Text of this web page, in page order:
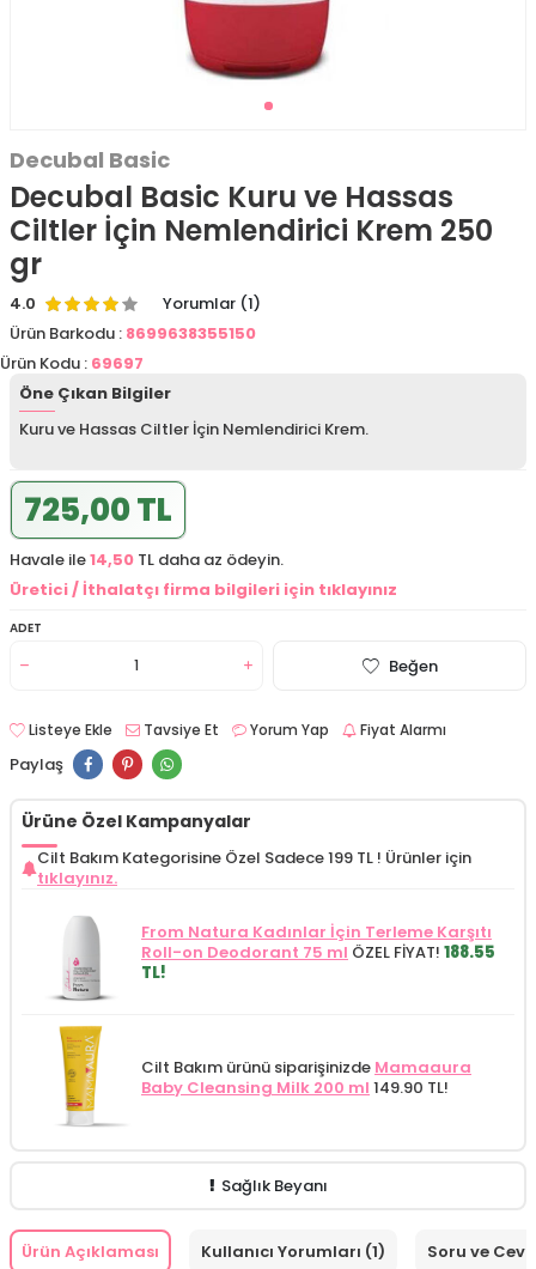
Decubal Basic
Decubal Basic Kuru ve Hassas
Ciltler İçin Nemlendirici Krem 250
gr
4.0
Yorumlar (1)
Ürün Barkodu : 8699638355150
Ürün Kodu : 69697
Öne Çıkan Bilgiler
Kuru ve Hassas Ciltler İçin Nemlendirici Krem.
725,00 TL
Havale ile14,50 TL daha az ödeyin.
Üretici / İthalatçı firma bilgileri için tıklayınız
ADET
Beğen
Listeye Ekle Tavsiye Et Yorum Yap Fiyat Alarmı
Paylaş
Ürüne Özel Kampanyalar
Cilt Bakım Kategorisine Özel Sadece 199 TL ! Ürünler için
tıklayınız.
From Natura Kadınlar İçin Terleme Karşıtı
Roll-on Deodorant 75 ml ÖZEL FİYAT! 188.55
TL!
Cilt Bakım ürünü siparişinizde Mamaaura
Baby Cleansing Milk 200 ml 149.90 TL!
Sağlık Beyanı
Ürün Açıklaması Kullanıcı Yorumları (1) Soru ve